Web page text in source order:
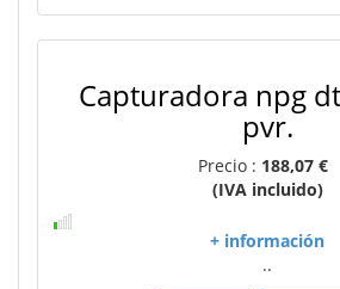
Capturadora npg
pvr.
Precio : 188,07 €
(IVA incluido)
+ información
..